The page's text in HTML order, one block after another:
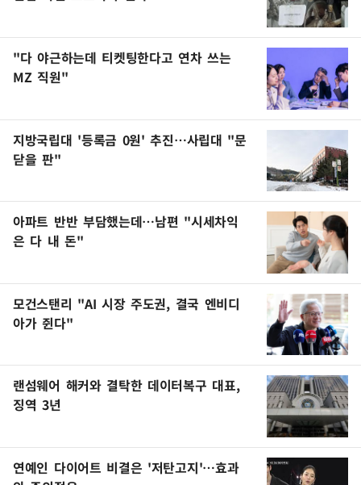
"다 야근하는데 티켓팅한다고 연차 쓰는
MZ 직원"
지방국립대 '등록금 0원' 추진…사립대 "문
닫을 판"
아파트 반반 부담했는데…남편 "시세차익
은 다 내 돈"
모건스탠리 "AI 시장 주도권, 결국 엔비디
아가 쥔다"
랜섬웨어 해커와 결탁한 데이터복구 대표,
징역 3년
연예인 다이어트 비결은 '저탄고지'…효과